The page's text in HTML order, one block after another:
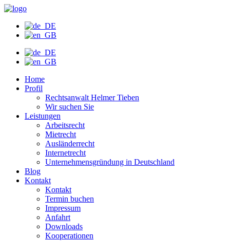
Zum
wechseln
Home
Profil
Rechtsanwalt Helmer Tieben
Wir suchen Sie
Leistungen
Arbeitsrecht
Mietrecht
Ausländerrecht
Internetrecht
Unternehmensgründung in Deutschland
Blog
Kontakt
Kontakt
Termin buchen
Impressum
Anfahrt
Downloads
Kooperationen